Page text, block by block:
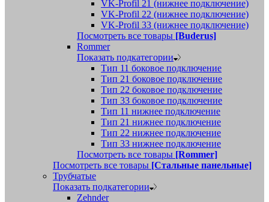
VK-Profil 21 (нижнее подключение)
VK-Profil 22 (нижнее подключение)
VK-Profil 33 (нижнее подключение)
Посмотреть все товары [Buderus]
Rommer
Показать подкатегории
Тип 11 боковое подключение
Тип 21 боковое подключение
Тип 22 боковое подключение
Тип 33 боковое подключение
Тип 11 нижнее подключение
Тип 21 нижнее подключение
Тип 22 нижнее подключение
Тип 33 нижнее подключение
Посмотреть все товары [Rommer]
Посмотреть все товары [Стальные панельные]
Трубчатые
Показать подкатегории
Zehnder